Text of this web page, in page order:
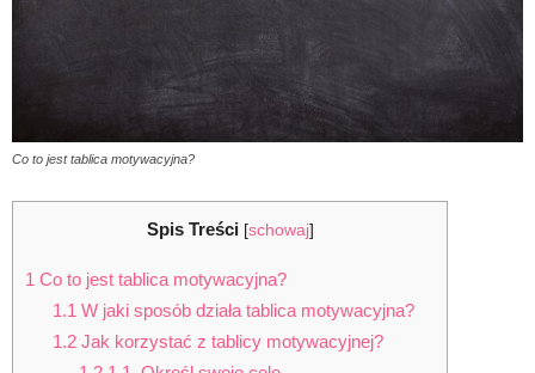
Co to jest tablica motywacyjna?
Spis Treści [schowaj]
1 Co to jest tablica motywacyjna?
1.1 W jaki sposób działa tablica motywacyjna?
1.2Jak korzystać z tablicy motywacyjnej?